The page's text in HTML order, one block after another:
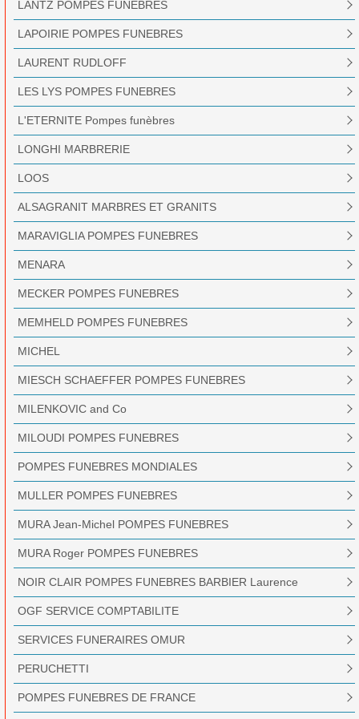
LANTZ POMPES FUNEBRES
LAPOIRIE POMPES FUNEBRES
LAURENT RUDLOFF
LES LYS POMPES FUNEBRES
L'ETERNITE Pompes funèbres
LONGHI MARBRERIE
LOOS
ALSAGRANIT MARBRES ET GRANITS
MARAVIGLIA POMPES FUNEBRES
MENARA
MECKER POMPES FUNEBRES
MEMHELD POMPES FUNEBRES
MICHEL
MIESCH SCHAEFFER POMPES FUNEBRES
MILENKOVIC and Co
MILOUDI POMPES FUNEBRES
POMPES FUNEBRES MONDIALES
MULLER POMPES FUNEBRES
MURA Jean-Michel POMPES FUNEBRES
MURA Roger POMPES FUNEBRES
NOIR CLAIR POMPES FUNEBRES BARBIER Laurence
OGF SERVICE COMPTABILITE
SERVICES FUNERAIRES OMUR
PERUCHETTI
POMPES FUNEBRES DE FRANCE